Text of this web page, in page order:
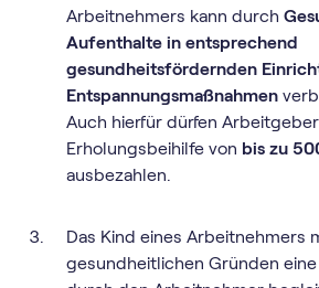
Arbeitnehmers kann durch
Aufenthalte in entsprechend
gesundheitsfördernden
Entspannungsmaßnahmen
Auch hierfür dürfen
Erholungsbeihilfe von bis zu
ausbezahlen.
Das Kind eines Arbeitnehmers
gesundheitlichen Gründen